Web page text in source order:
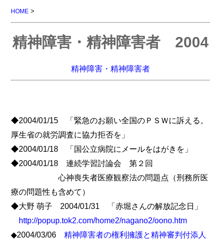
HOME >
精神障害・精神障害者 2004
精神障害・精神障害者
◆2004/01/15 「緊急のお願い全国のＰＳＷに訴える。
厚生省の就労調査に協力拒否を」
◆2004/01/18 「国公立病院にメールをはがきを」
◆2004/01/18 連続学習討論会 第２回
心神喪失者医療観察法の問題点（刑務所医
療の問題性も含めて）
◆大野 萌子 2004/01/31 「赤堀さんの解放記念日」
http://popup.tok2.com/home2/nagano2/oono.htm
◆2004/03/06精神障害者の権利擁護と精神審判付添人